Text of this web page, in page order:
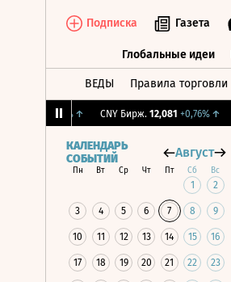
Подписка Газета
Глобальные идеи
ВЕДЫ Правила торговли
↑ CNY Бирж. 12,081 +0,76%↑
КАЛЕНДАРЬ
СОБЫТИЙ
Август
Пн Вт Ср Чт Пт Сб Вс
1 2
3 4 5 6 7 8 9
10 11 12 13 14 15 16
17 18 19 20 21 22 23